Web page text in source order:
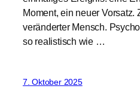
Moment, ein neuer Vorsatz.
veränderter Mensch.
so realistisch wie …
7. Oktober 2025